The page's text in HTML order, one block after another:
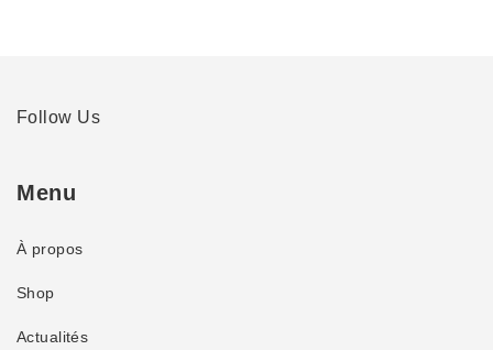
Follow Us
Menu
À propos
Shop
Actualités